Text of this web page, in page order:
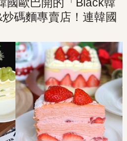
國歐巴開的「Black韓
碼麵專賣店！連韓國